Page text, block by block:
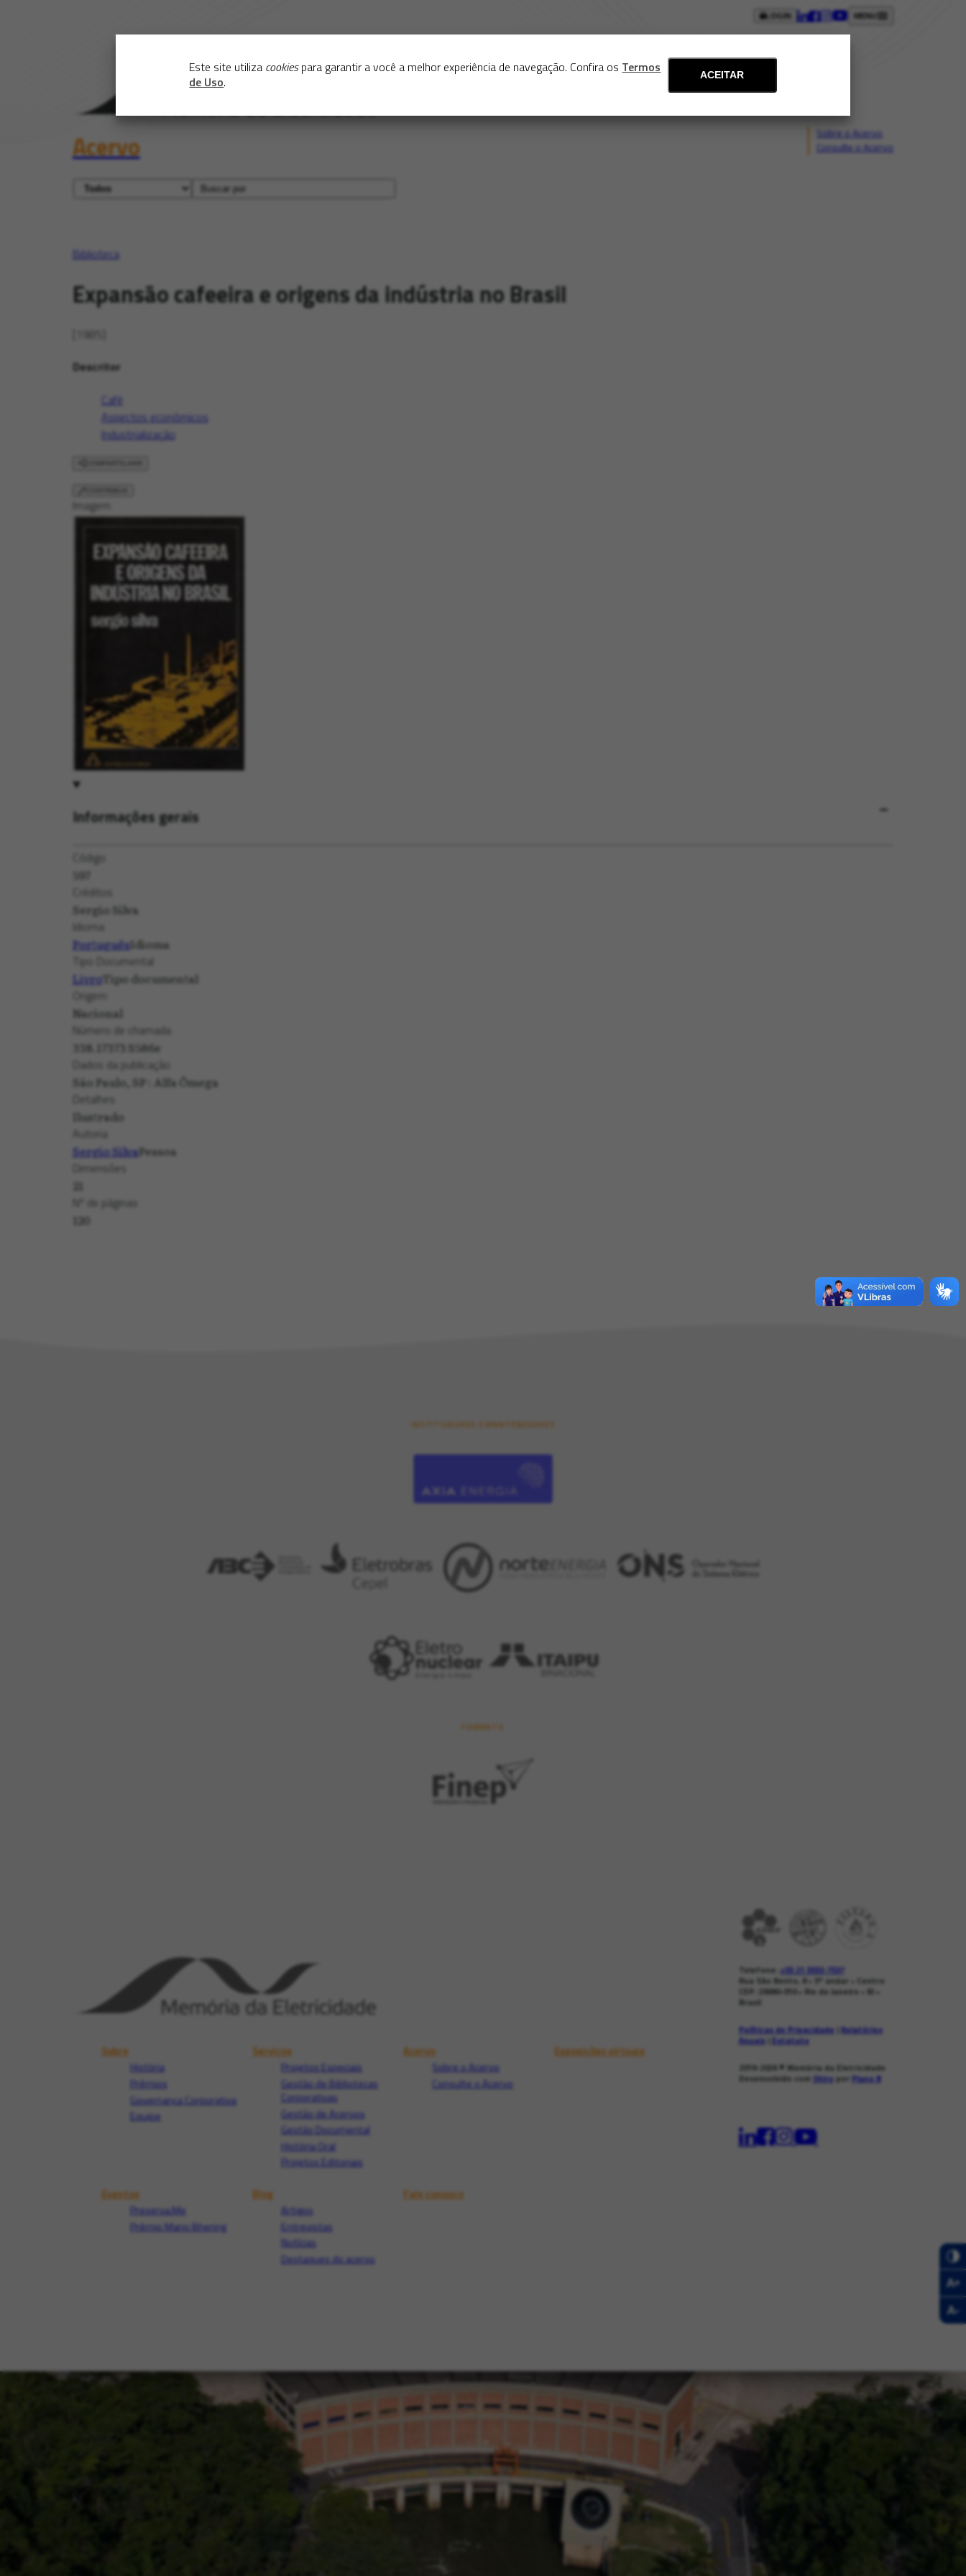
Este site utiliza cookiespara garantir a você a melhor experiência de navegação. Confira os Termos
de Uso. ACEITAR
LOGIN
Acervo
Sobre o Acervo
Consulte o Acervo
Biblioteca
Expansão cafeeira e origens da indústria no Brasil
[1985]
Descritor
Café
Aspectos econômicos
Industrialização
Imagem
Informações gerais
Código
597
Créditos
Sergio Silva
Idioma
PortuguêsIdioma
Tipo Documental
LivroTipo documental
Origem
Nacional
Número de chamada
338.17373 S586e
Dados da publicação
São Paulo, SP : Alfa Ômega
Detalhes
Ilustrado
Autoria
Sergio SilvaPessoa
Dimensões
21
Nº de páginas
120
INSTITUIDORES E MANTENEDORES
FOMENTO
Sobre
História
Prêmios
Governança Corporativa
Equipe
Serviços
Projetos Especiais
Gestão de Bibliotecas
Corporativas
Gestão de Acervos
Gestão Documental
História Oral
Projetos Editoriais
Acervo
Sobre o Acervo
Consulte o Acervo
Exposições virtuais
Eventos
Preserva.Me
Prêmio Mario Bhering
Blog
Artigos
Entrevistas
Notícias
Destaques do acervo
Fale conosco
Telefone: +55 21 3553-7537
Rua São Bento, 8 • 5º andar • Centro
CEP: 20090-010 • Rio de Janeiro • RJ •
Brasil
Políticas de Privacidade Relatórios
Anuais
Estatuto
2019-2026© Memória da Eletricidade
Desenvolvido com Shiro por Plano B